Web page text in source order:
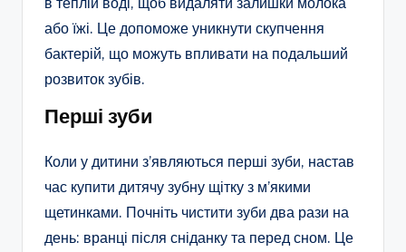
або їжі. Це допоможе уникнути скупчення
бактерій, що можуть впливати на подальший
розвиток зубів.
Перші зуби
Коли у дитини з’являються перші зуби, настав
час купити дитячу зубну щітку з м’якими
щетинками. Почніть чистити зуби два рази на
день: вранці після сніданку та перед сном. Це